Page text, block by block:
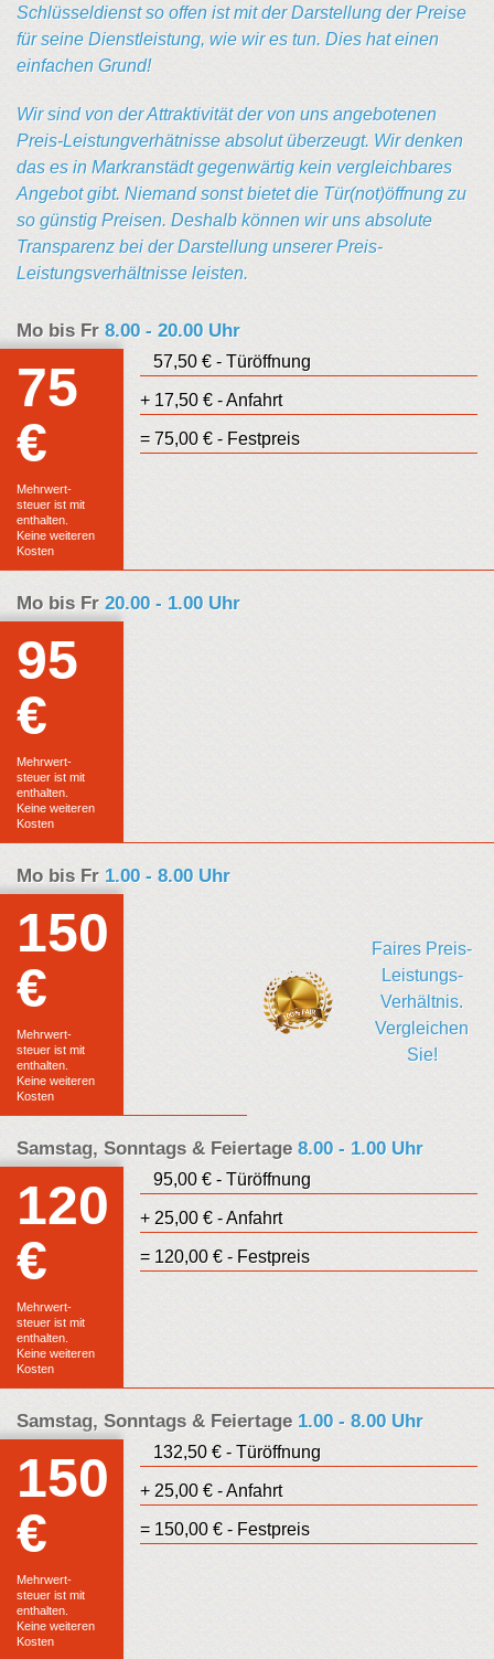
Schlüsseldienst so offen ist mit der Darstellung der Preise
für seine Dienstleistung, wie wir es tun. Dies hat einen
einfachen Grund!
Wir sind von der Attraktivität der von uns angebotenen
Preis-Leistungverhätnisse absolut überzeugt. Wir denken
das es in Markranstädt gegenwärtig kein vergleichbares
Angebot gibt. Niemand sonst bietet die Tür(not)öffnung zu
so günstig Preisen. Deshalb können wir uns absolute
Transparenz bei der Darstellung unserer Preis-
Leistungsverhältnisse leisten.
Mo bis Fr 8.00 - 20.00 Uhr
75
€ Euro
Festpreis
Mehrwert-
steuer ist mit
enthalten.
Keine weiteren
Kosten
57,50 € - Türöffnung
+ 17,50 € - Anfahrt
= 75,00 € - Festpreis
Mo bis Fr 20.00 - 1.00 Uhr
95
€
Festpreis
Mehrwert-
steuer ist mit
enthalten.
Keine weiteren
Kosten
Mo bis Fr 1.00 - 8.00 Uhr
150
€
Festpreis
Mehrwert-
steuer ist mit
enthalten.
Keine weiteren
Kosten
Faires Preis-
Leistungs-
Verhältnis.
Vergleichen
Sie!
Samstag, Sonntags & Feiertage 8.00 - 1.00 Uhr
120
€ Euro
Festpreis
Mehrwert-
steuer ist mit
enthalten.
Keine weiteren
Kosten
95,00 € - Türöffnung
+ 25,00 € - Anfahrt
= 120,00 € - Festpreis
Samstag, Sonntags & Feiertage 1.00 - 8.00 Uhr
150
€ Euro
Festpreis
Mehrwert-
steuer ist mit
enthalten.
Keine weiteren
Kosten
132,50 € - Türöffnung
+ 25,00 € - Anfahrt
= 150,00 € - Festpreis